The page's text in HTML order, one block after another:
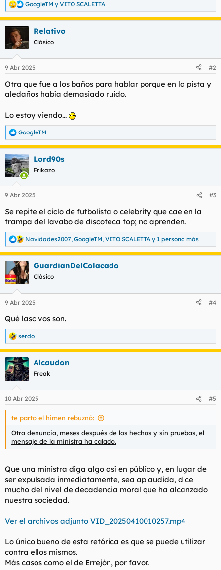
R
e
c
i
e
:
GoogleTM y VITO SCALETTA
Relativo
Clásico
9 Abr 2025 #2
Otra que fue a los baños para hablar porque en la pista y
aledaños había demasiado ruido.
Lo estoy viendo...
R
e
a
c
c
i
e
:
GoogleTM
Lord90s
Frikazo
9 Abr 2025 #3
Se repite el ciclo de futbolista o celebrity que cae en la
trampa del lavabo de discoteca top; no aprenden.
R
e
c
i
e
:
Navidades2007, GoogleTM, VITO SCALETTA y 1 persona más
GuardianDelColacado
Clásico
9 Abr 2025 #4
Qué lascivos son.
R
e
a
c
c
i
e
s
serdo
Alcaudon
Freak
10 Abr 2025 #5
te parto el himen rebuznó:
Otra denuncia, meses después de los hechos y sin pruebas, el
mensaje de la ministra ha calado.
Que una ministra diga algo así en público y, en lugar de
ser expulsada inmediatamente, sea aplaudida, dice
mucho del nivel de decadencia moral que ha alcanzado
nuestra sociedad.
Ver el archivos adjunto VID_20250410010257.mp4
Lo único bueno de esta retórica es que se puede utilizar
contra ellos mismos.
Más casos como el de Errejón, por favor.